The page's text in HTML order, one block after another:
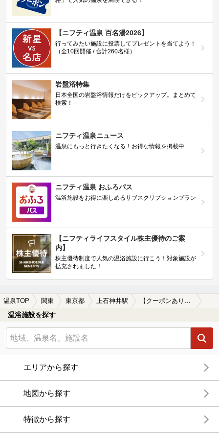
【ニフティ温泉 百名湯2026】
行ってみたい施設に投票してプレゼントを当てよう！
（全10回開催 / 合計260名様）
岩盤浴特集
日本全国の岩盤浴情報だけをピックアップ。まとめて
検索！
ニフティ温泉ニュース
温泉にもっと行きたくなる！お得な情報を掲載中
ニフティ温泉 おふろパス
温浴施設をお得に楽しめるサブスクリプションプラン
【ニフティライフスタイル株主優待のご案
内】
株主優待制度で人気の温浴施設に行こう！対象施設が
拡充されました！
温泉TOP 関東 東京都 上石神井駅
温浴施設を探す
エリアから探す
地図から探す
特徴から探す